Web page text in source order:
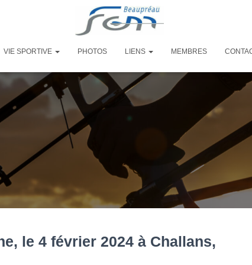
VIE SPORTIVE PHOTOS LIENS MEMBRES
le 4 février 2024 à Challans,